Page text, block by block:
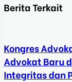
Berita Terkait
Kongres
Advokat Baru
Integritas dan